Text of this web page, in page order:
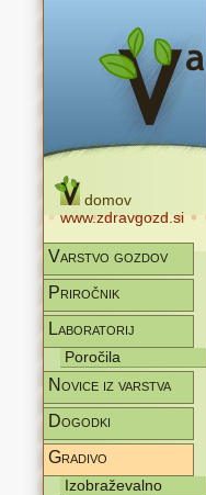
domov
www.zdravgozd.si
Varstvo gozdov
Priročnik
Laboratorij
Poročila
Novice iz varstva
Dogodki
Gradivo
Izobraževalno